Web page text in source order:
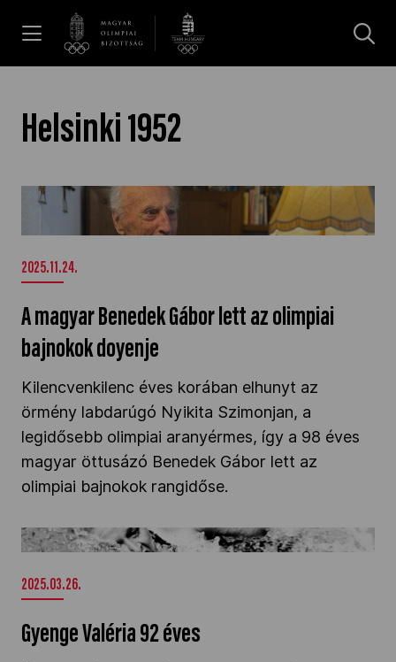
Dakar 2026
MOB
Kettőskarrier-program
NOB
Társszervezetek
OVEP
Helsinki 1952
A magyar Benedek Gábor lett az olimpiai
bajnokok doyenje" />
2025.11.24.
A magyar Benedek Gábor lett az olimpiai
bajnokok doyenje
Kilencvenkilenc éves korában elhunyt az
örmény labdarúgó Nyikita Szimonjan, a
legidősebb olimpiai aranyérmes, így a 98 éves
magyar öttusázó Benedek Gábor lett az
olimpiai bajnokok rangidőse.
Gyenge Valéria 92 éves" />
2025.03.26.
Gyenge Valéria 92 éves